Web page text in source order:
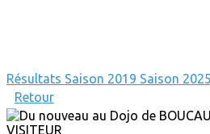
Résultats Saison 2019 Saison
Retour